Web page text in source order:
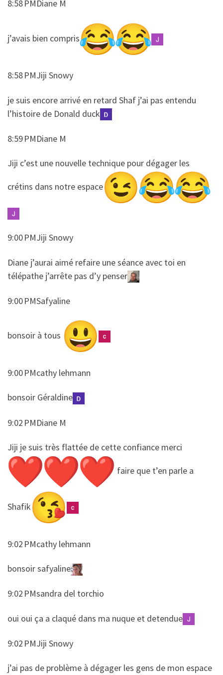
8:58 PMDiane M
​​j’avais bien compris
8:58 PMJiji Snowy
​​je suis encore arrivé en retard Shaf j’ai pas entendu
l’histoire de Donald duck
8:59 PMDiane M
​​Jiji c’est une nouvelle technique pour dégager les
crétins dans notre espace
9:00 PMJiji Snowy
​​Diane j’aurai aimé refaire une séance avec toi en
télépathe j’arrête pas d’y penser
9:00 PMSafyaline
​​bonsoir à tous
9:00 PMcathy lehmann
​​bonsoir Géraldine
9:02 PMDiane M
​​Jiji je suis très flattée de cette confiance merci
faire que t’en parle a
Shafik
9:02 PMcathy lehmann
​​bonsoir safyaline
9:02 PMsandra del torchio
​​oui oui ça a claqué dans ma nuque et detendue
9:02 PMJiji Snowy
​​j’ai pas de problème à dégager les gens de mon espace